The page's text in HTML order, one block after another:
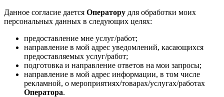
Данное согласие дается Оператору для обработки моих
персональных данных в следующих целях:
предоставление мне услуг/работ;
направление в мой адрес уведомлений, касающихся
предоставляемых услуг/работ;
подготовка и направление ответов на мои запросы;
направление в мой адрес информации, в том числе
рекламной, о мероприятиях/товарах/услугах/работах
Оператора.